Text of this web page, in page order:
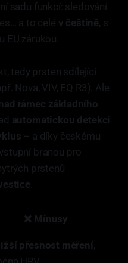
sadu funkcí: sledování
a to celé v češtině, s
EU zárukou.
tedy prsten sdílející
Nova, VIV, EQ R3). Ale
rámec základního
automatickou detekci
– a díky českému
branou pro
prstenů
❌ Mínusy
přesnost měření,